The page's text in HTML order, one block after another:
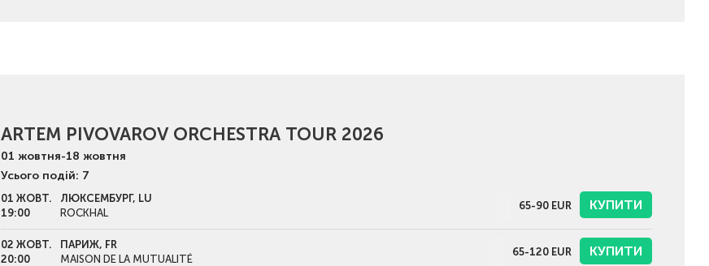
ARTEM PIVOVAROV ORCHESTRA TOUR 2026
01 жовтня-18 жовтня
Усього подій: 7
01 ЖОВТ.
19:00
ЛЮКСЕМБУРГ, LU
ROCKHAL
65-90 EUR КУПИТИ
02 ЖОВТ.
20:00
ПАРИЖ, FR
MAISON DE LA MUTUALITÉ
65-120 EUR КУПИТИ